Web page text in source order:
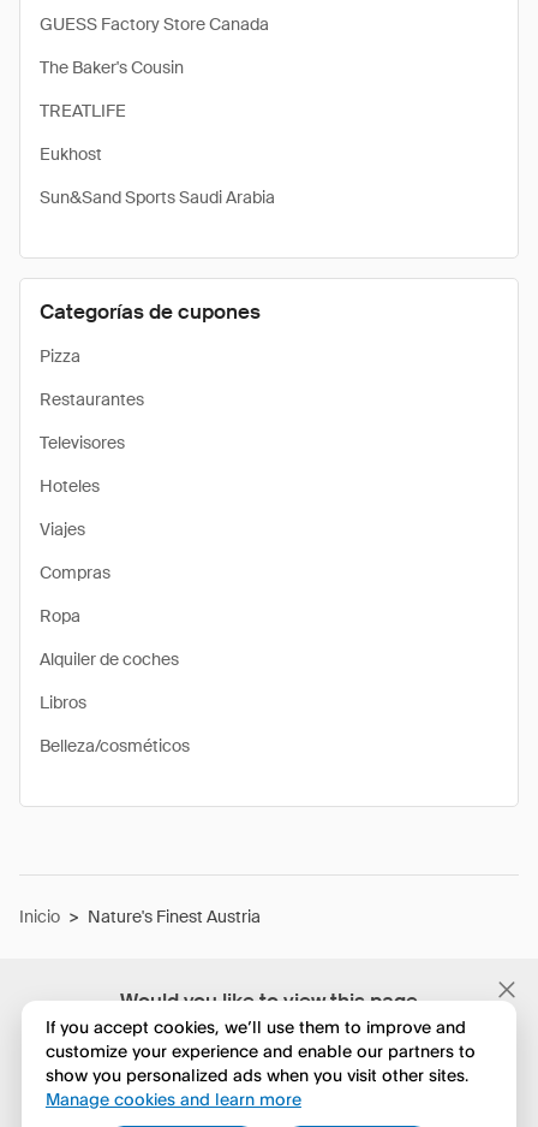
Would you like to view this page
in English?
No, seguir navegando
GUESS Factory Store Canada
The Baker's Cousin
TREATLIFE
Eukhost
Sun&Sand Sports Saudi Arabia
Categorías de cupones
Pizza
Restaurantes
Televisores
Hoteles
Viajes
Compras
Ropa
Alquiler de coches
Libros
Belleza/cosméticos
Inicio > Nature's Finest Austria
If you accept cookies, we’ll use them to improve and
customize your experience and enable our partners to
show you personalized ads when you visit other sites.
Manage cookies and learn more